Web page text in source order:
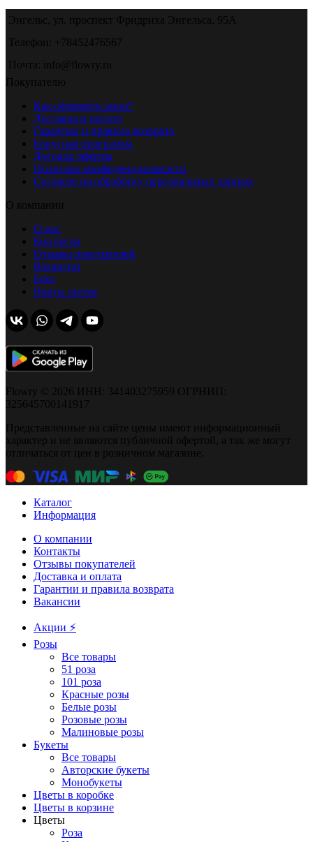
Энгельс, ул. проспект Фридриха Энгельса, 95А
Телефон: +78452476567
Почта: info@flowry.ru
Покупателю
Как оформить заказ?
Доставка и оплата
Гарантии и правила возврата
Бонусная программа
Договор оферты
Политика конфиденциальности
Согласие на обработку персональных данных
О компании
О нас
Контакты
Отзывы покупателей
Вакансии
Блог
Цветы оптом
Flowry © 2026 ИНН: 341403275959 ОГРНИП:
325645700141917
Представленные на сайте цены имеют информационный
характер и не являются публичной офертой, а так же могут
отличаться от цен в розничном магазине.
Каталог
Информация
О компании
Контакты
Отзывы покупателей
Доставка и оплата
Гарантии и правила возврата
Вакансии
Акции ⚡️
Розы
Все товары
51 роза
101 роза
Красные розы
Белые розы
Розовые розы
Малиновые розы
Букеты
Все товары
Авторские букеты
Монобукеты
Цветы в коробке
Цветы в корзине
Цветы
Роза